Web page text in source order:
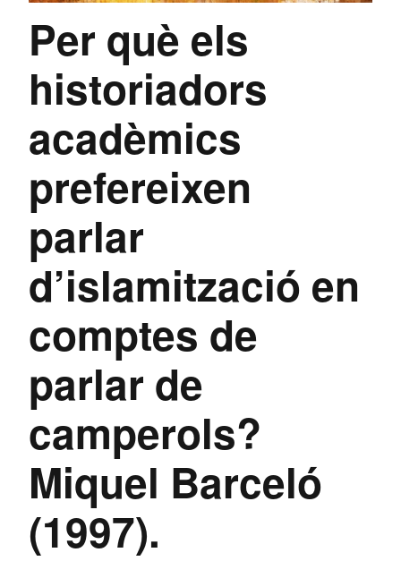
Per què els
historiadors
acadèmics
prefereixen
parlar
d’islamització en
comptes de
parlar de
camperols?
Miquel Barceló
(1997).